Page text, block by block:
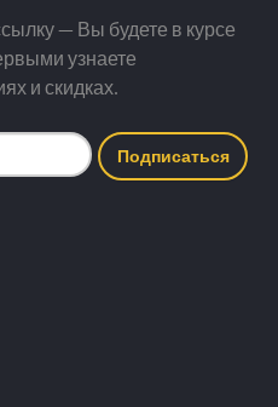
— Вы будете в курсе
узнаете
и скидках.